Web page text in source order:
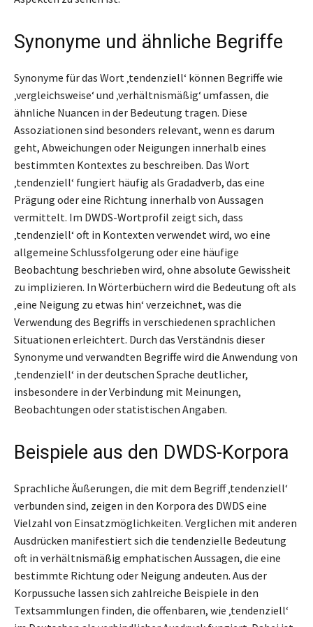
Synonyme und ähnliche Begriffe
Synonyme für das Wort ‚tendenziell‘ können Begriffe wie
‚vergleichsweise‘ und ‚verhältnismäßig‘ umfassen, die
ähnliche Nuancen in der Bedeutung tragen. Diese
Assoziationen sind besonders relevant, wenn es darum
geht, Abweichungen oder Neigungen innerhalb eines
bestimmten Kontextes zu beschreiben. Das Wort
‚tendenziell‘ fungiert häufig als Gradadverb, das eine
Prägung oder eine Richtung innerhalb von Aussagen
vermittelt. Im DWDS-Wortprofil zeigt sich, dass
‚tendenziell‘ oft in Kontexten verwendet wird, wo eine
allgemeine Schlussfolgerung oder eine häufige
Beobachtung beschrieben wird, ohne absolute Gewissheit
zu implizieren. In Wörterbüchern wird die Bedeutung oft als
‚eine Neigung zu etwas hin‘ verzeichnet, was die
Verwendung des Begriffs in verschiedenen sprachlichen
Situationen erleichtert. Durch das Verständnis dieser
Synonyme und verwandten Begriffe wird die Anwendung von
‚tendenziell‘ in der deutschen Sprache deutlicher,
insbesondere in der Verbindung mit Meinungen,
Beobachtungen oder statistischen Angaben.
Beispiele aus den DWDS-Korpora
Sprachliche Äußerungen, die mit dem Begriff ‚tendenziell‘
verbunden sind, zeigen in den Korpora des DWDS eine
Vielzahl von Einsatzmöglichkeiten. Verglichen mit anderen
Ausdrücken manifestiert sich die tendenzielle Bedeutung
oft in verhältnismäßig emphatischen Aussagen, die eine
bestimmte Richtung oder Neigung andeuten. Aus der
Korpussuche lassen sich zahlreiche Beispiele in den
Textsammlungen finden, die offenbaren, wie ‚tendenziell‘